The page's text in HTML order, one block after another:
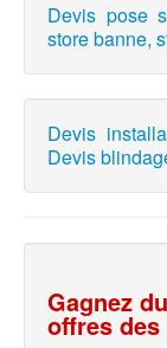
Devis pose
store banne,
Devis
Devis
Gagnez
offres